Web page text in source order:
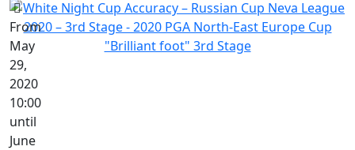
From
May
29,
2020
10:00
until
June